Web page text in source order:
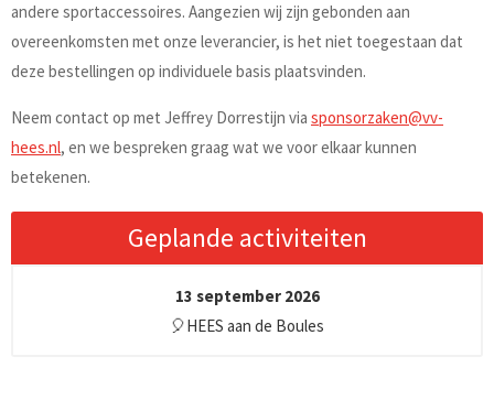
andere sportaccessoires. Aangezien wij zijn gebonden aan
overeenkomsten met onze leverancier, is het niet toegestaan dat
deze bestellingen op individuele basis plaatsvinden.
Neem contact op met Jeffrey Dorrestijn via sponsorzaken@vv-
hees.nl, en we bespreken graag wat we voor elkaar kunnen
betekenen.
Geplande activiteiten
13 september 2026
🎈HEES aan de Boules